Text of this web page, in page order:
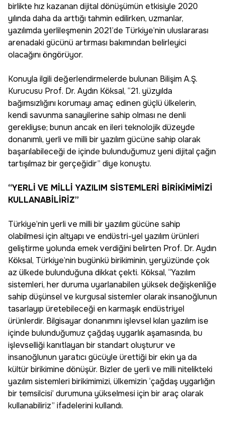
birlikte hız kazanan dijital dönüşümün etkisiyle 2020
yılında daha da arttığı tahmin edilirken, uzmanlar,
yazılımda yerlileşmenin 2021’de Türkiye’nin uluslararası
arenadaki gücünü artırması bakımından belirleyici
olacağını öngörüyor.
Konuyla ilgili değerlendirmelerde bulunan Bilişim A.Ş.
Kurucusu Prof. Dr. Aydın Köksal, “21. yüzyılda
bağımsızlığını korumayı amaç edinen güçlü ülkelerin,
kendi savunma sanayilerine sahip olması ne denli
gerekliyse; bunun ancak en ileri teknolojik düzeyde
donanımlı, yerli ve milli bir yazılım gücüne sahip olarak
başarılabileceği de içinde bulunduğumuz yeni dijital çağın
tartışılmaz bir gerçeğidir” diye konuştu.
“YERLİ VE MİLLİ YAZILIM SİSTEMLERİ BİRİKİMİMİZİ
KULLANABİLİRİZ”
Türkiye’nin yerli ve milli bir yazılım gücüne sahip
olabilmesi için altyapı ve endüstri-yel yazılım ürünleri
geliştirme yolunda emek verdiğini belirten Prof. Dr. Aydın
Köksal, Türkiye’nin bugünkü birikiminin, yeryüzünde çok
az ülkede bulunduğuna dikkat çekti. Köksal, “Yazılım
sistemleri, her duruma uyarlanabilen yüksek değişkenliğe
sahip düşünsel ve kurgusal sistemler olarak insanoğlunun
tasarlayıp üretebileceği en karmaşık endüstriyel
ürünlerdir. Bilgisayar donanımını işlevsel kılan yazılım ise
içinde bulunduğumuz çağdaş uygarlık aşamasında, bu
işlevselliği kanıtlayan bir standart oluşturur ve
insanoğlunun yaratıcı gücüyle ürettiği bir ekin ya da
kültür birikimine dönüşür. Bizler de yerli ve milli nitelikteki
yazılım sistemleri birikimimizi, ülkemizin ‘çağdaş uygarlığın
bir temsilcisi’ durumuna yükselmesi için bir araç olarak
kullanabiliriz” ifadelerini kullandı.